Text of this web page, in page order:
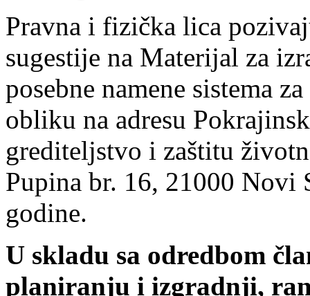
Pravna i fizička lica
sugestije na Materijal za
posebne namene sistema
obliku na adresu
grediteljstvo i zaštitu
Pupina br. 16, 21000 Novi
godine.
U skladu sa odredbom
planiranju i izgradnji,